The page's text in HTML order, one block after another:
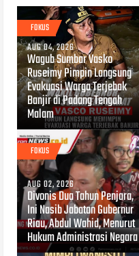
FOKUS
AUG 04, 2026
Wagub Sumbar Vasko
Ruseimy Pimpin Langsung
Evakuasi Warga Terjebak
Banjir di Padang Tengah
Malam
FOKUS
AUG 02, 2026
Divonis Dua Tahun Penjara,
Ini Nasib Jabatan Gubernur
Riau, Abdul Wahid, Menurut
Hukum Administrasi Negara